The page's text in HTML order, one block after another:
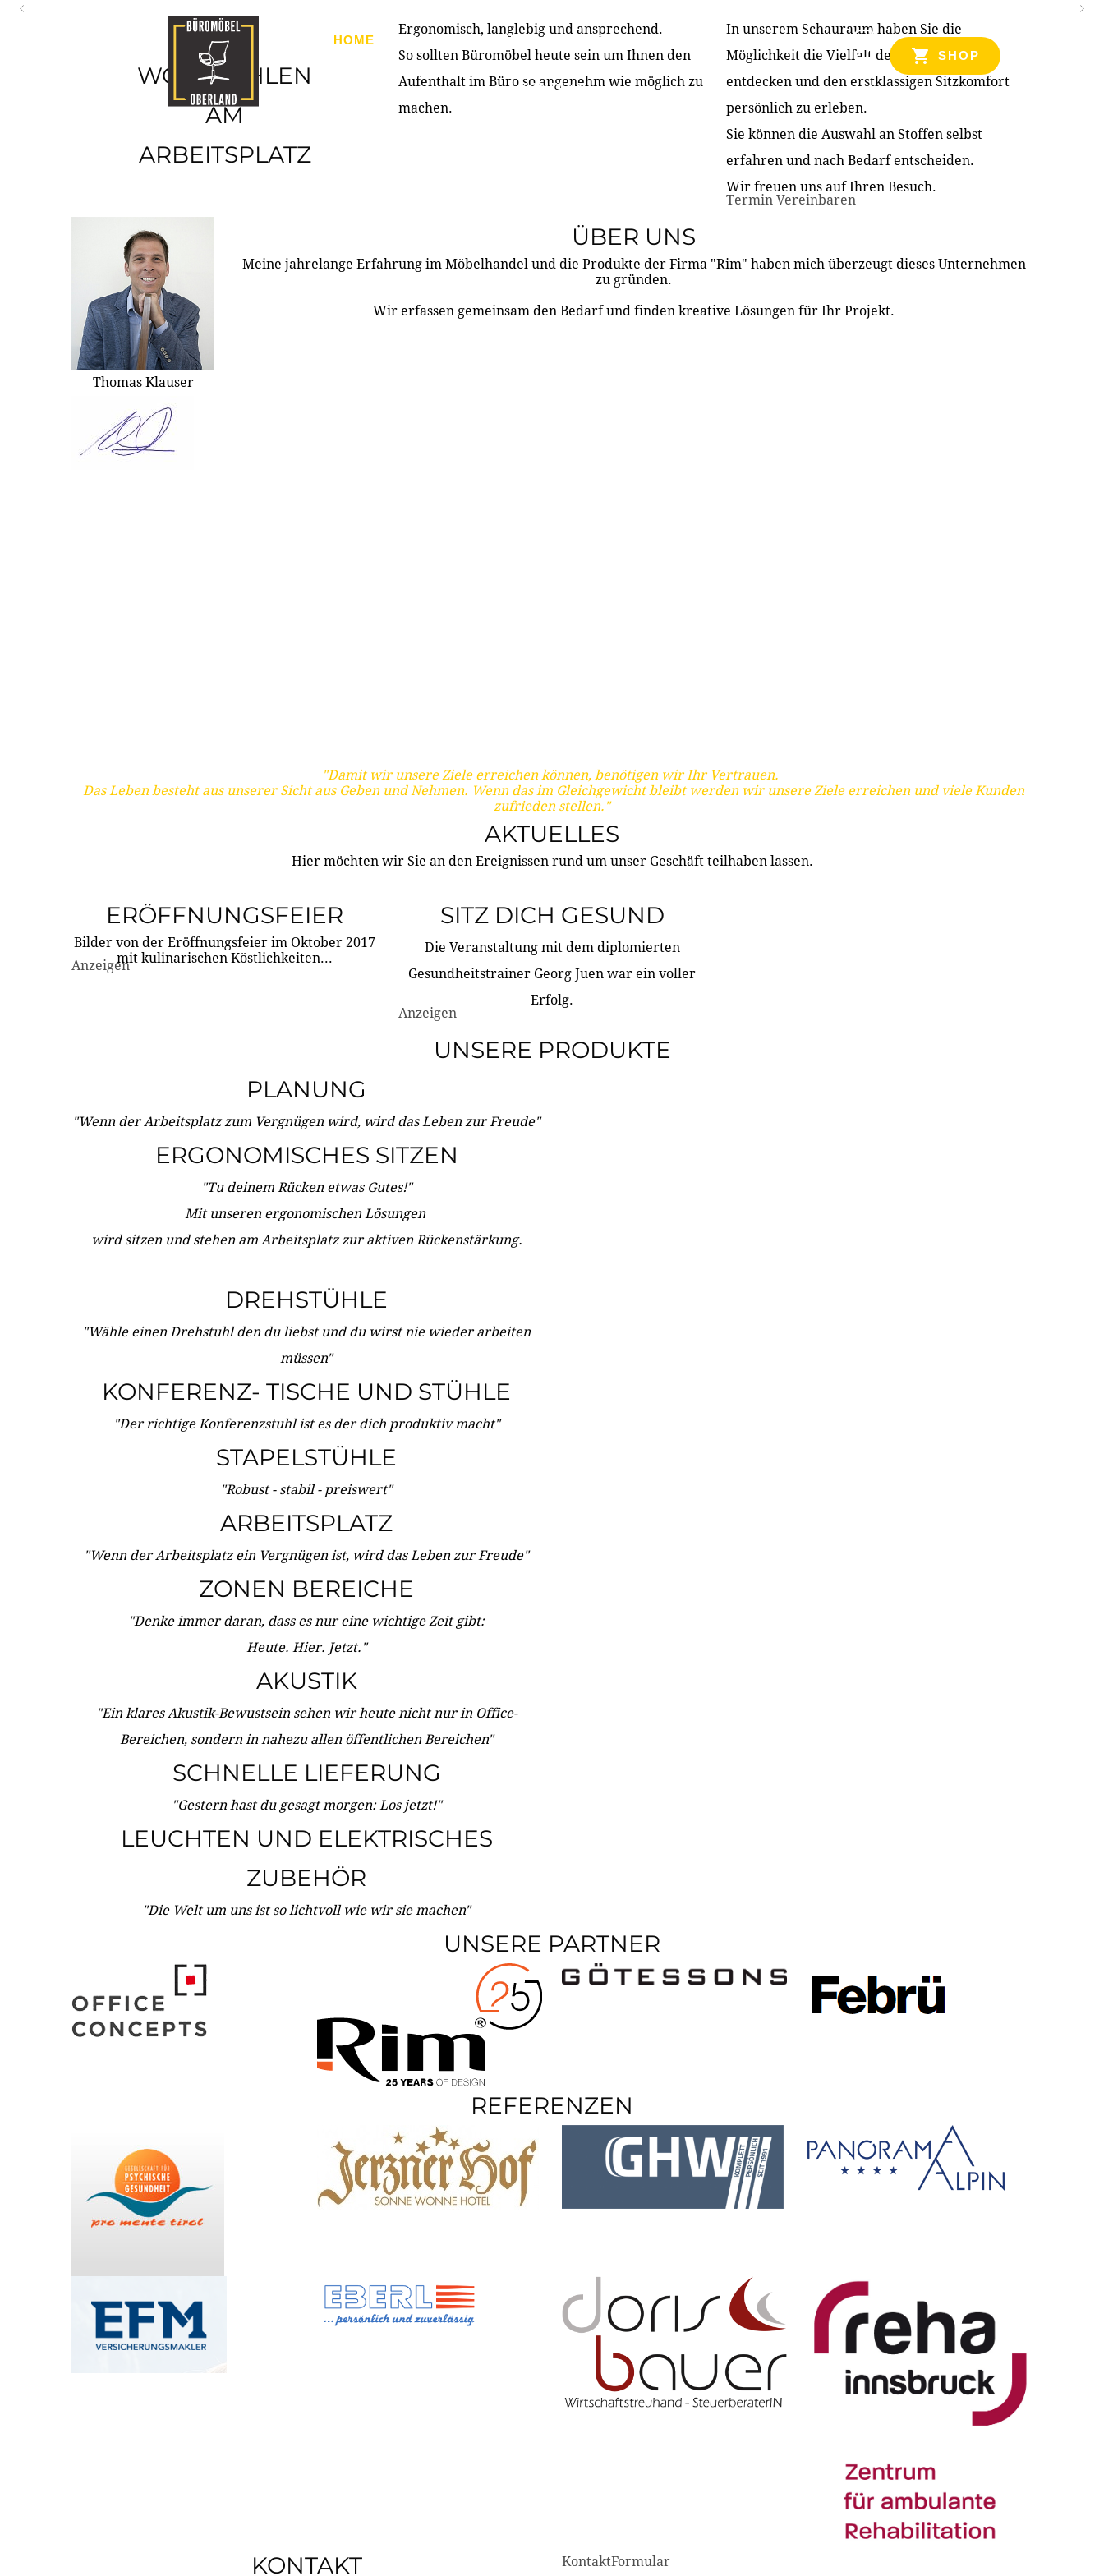
HOME PRODUKTE ÜBER UNS PARTNER & REFERENZEN
KONTAKT
SHOP
WOHLFÜHLEN
AM
ARBEITSPLATZ
Ergonomisch, langlebig und ansprechend.
So sollten Büromöbel heute sein um Ihnen den
Aufenthalt im Büro so angenehm wie möglich zu
machen.
In unserem Schauraum haben Sie die
Möglichkeit die Vielfalt der Produkte zu
entdecken und den erstklassigen Sitzkomfort
persönlich zu erleben.
Sie können die Auswahl an Stoffen selbst
erfahren und nach Bedarf entscheiden.
Wir freuen uns auf Ihren Besuch.
Termin Vereinbaren
Thomas Klauser
ÜBER UNS
Meine jahrelange Erfahrung im Möbelhandel und die Produkte der Firma "Rim" haben mich überzeugt dieses Unternehmen
zu gründen.
Wir erfassen gemeinsam den Bedarf und finden kreative Lösungen für Ihr Projekt.
"Damit wir unsere Ziele erreichen können, benötigen wir Ihr Vertrauen.
Das Leben besteht aus unserer Sicht aus Geben und Nehmen. Wenn das im Gleichgewicht bleibt werden wir unsere Ziele erreichen und viele Kunden
zufrieden stellen."
AKTUELLES
Hier möchten wir Sie an den Ereignissen rund um unser Geschäft teilhaben lassen.
ERÖFFNUNGSFEIER
Bilder von der Eröffnungsfeier im Oktober 2017
mit kulinarischen Köstlichkeiten...
Anzeigen
SITZ DICH GESUND
Die Veranstaltung mit dem diplomierten
Gesundheitstrainer Georg Juen war ein voller
Erfolg.
Anzeigen
UNSERE PRODUKTE
PLANUNG
"Wenn der Arbeitsplatz zum Vergnügen wird, wird das Leben zur Freude"
ERGONOMISCHES SITZEN
"Tu deinem Rücken etwas Gutes!"
Mit unseren ergonomischen Lösungen
wird sitzen und stehen am Arbeitsplatz zur aktiven Rückenstärkung.
DREHSTÜHLE
"Wähle einen Drehstuhl den du liebst und du wirst nie wieder arbeiten
müssen"
KONFERENZ- TISCHE UND STÜHLE
"Der richtige Konferenzstuhl ist es der dich produktiv macht"
STAPELSTÜHLE
"Robust - stabil - preiswert"
ARBEITSPLATZ
"Wenn der Arbeitsplatz ein Vergnügen ist, wird das Leben zur Freude"
ZONEN BEREICHE
"Denke immer daran, dass es nur eine wichtige Zeit gibt:
Heute. Hier. Jetzt."
AKUSTIK
"Ein klares Akustik-Bewustsein sehen wir heute nicht nur in Office-
Bereichen, sondern in nahezu allen öffentlichen Bereichen"
SCHNELLE LIEFERUNG
"Gestern hast du gesagt morgen: Los jetzt!"
LEUCHTEN UND ELEKTRISCHES
ZUBEHÖR
"Die Welt um uns ist so lichtvoll wie wir sie machen"
UNSERE PARTNER
REFERENZEN
KONTAKT KontaktFormular